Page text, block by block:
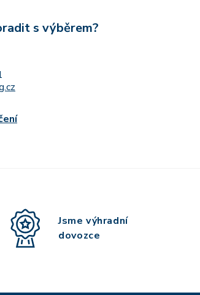
s výběrem?
Jsme výhradní
dovozce